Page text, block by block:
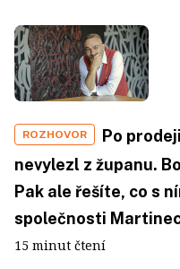
ROZHOVOR
Po
nevylezl z županu.
Pak ale řešíte, co s
společnosti
15 minut čtení